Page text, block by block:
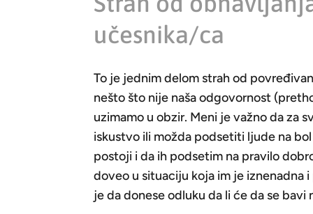
učesnika/ca
To je jednim delom strah od
nešto što nije naša odgovornost
uzimamo u obzir. Meni je važno da za
iskustvo ili možda podsetiti ljude na
postoji i da ih podsetim na pravilo
doveo u situaciju koja im je iznenadna
je da donese odluku da li će da se bavi